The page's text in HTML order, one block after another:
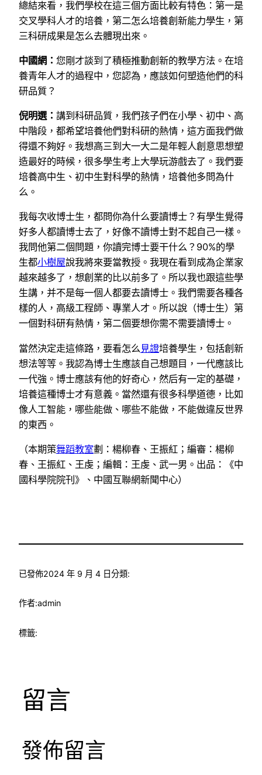
總結來看，我們學校在這三個方面比較有特色：第一是
交叉學科人才的培養，第二怎么培養創新能力學生，第
三科研成果是怎么去體現出來。
中國網： 您剛才談到了積極推動創新的教學方法。在培
養青年人才的過程中，您認為，應該如何塑造他們的科
研品質？
倪明選： 講到科研品質，我們孩子們在小學、初中、高
中階段，都希望培養他們對科研的熱情，這方面我們做
得還不夠好。我想高三到大一大二是年輕人創意思想塑
造最好的時候，很多學生考上大學玩游戲去了。我們要
培養高中生、初中生對科學的熱情，培養他多問為什
么。
我每次收博士生，都問你為什么要讀博士？有學生覺得
好多人都讀博士去了，好像不讀博士對不起自己一樣。
我問他第二個問題，你讀完博士要干什么？90%的學
生都小樹屋說我將來要當教授。我現在看到成為企業家
越來越多了，想創業的比以前多了。所以我也跟這些學
生講，并不是每一個人都要去讀博士。我們需要各種各
樣的人，高級工程師、專業人才。所以說（博士生）第
一個對科研有熱情，第二個要想你需不需要讀博士。
當然決定走這條路，要看怎么 見證培養學生，包括創新
想法等等。我認為博士生應該自己想題目，一代應該比
一代強。博士應該有他的好奇心，然后有一定的基礎，
培養這種博士才有意義。當然還有很多科學道德，比如
像人工智能，哪些能做、哪些不能做，不能做違反世界
的東西。
（本期策舞蹈教室劃：楊柳春、王振紅；編審：楊柳
春、王振紅、王虔；編輯：王虔、武一男。出品：《中
國科學院院刊》、中國互聯網新聞中心）
已發佈2024 年 9 月 4 日分類:
作者:admin
標籤:
留言
發佈留言